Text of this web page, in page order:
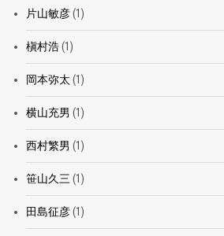
片山敏彦(1)
槇村浩(1)
岡本弥太 (1)
横山充男 (1)
西村繁男 (1)
笹山久三 (1)
田島征彦(1)